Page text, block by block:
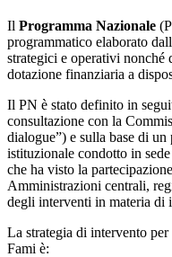
Il Programma Nazionale
programmatico elaborato
strategici e operativi nonché
dotazione finanziaria a
Il PN è stato definito in
consultazione con la
dialogue”) e sulla base di
istituzionale condotto in
che ha visto la
Amministrazioni centrali,
degli interventi in materia di
La strategia di intervento
Fami è: